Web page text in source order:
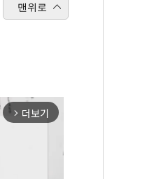
맨위로
arrow_forward_ios 더보기